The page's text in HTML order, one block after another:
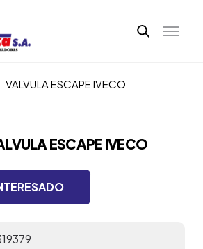
VALVULA ESCAPE IVECO
ESCAPE IVECO